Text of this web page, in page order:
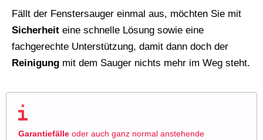
Fällt der Fenstersauger einmal aus, möchten Sie mit
Sicherheit eine schnelle Lösung sowie eine
fachgerechte Unterstützung, damit dann doch der
Reinigung mit dem Sauger nichts mehr im Weg steht.
Garantiefälle oder auch ganz normal anstehende